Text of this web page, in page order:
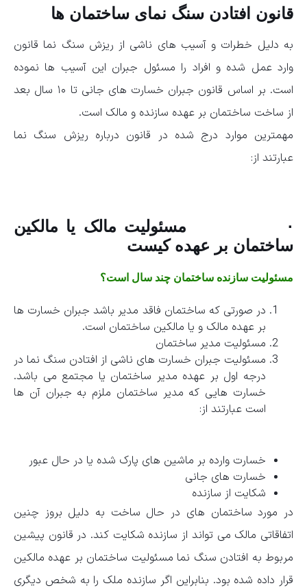
قانون افتادن سنگ نمای ساختمان ها
به دلیل خطرات و آسیب های ناشی از ریزش سنگ نما قانون
وارد عمل شده و افراد را مسئول جبران این آسیب ها نموده
است. بر اساس قانون جبران خسارت های جانی تا ۱۰ سال بعد
از ساخت ساختمان بر عهده سازنده و مالک است.
مهمترین موارد درج شده در قانون درباره ریزش سنگ نما
عبارتند از:
· مسئولیت مالک یا مالکین
ساختمان بر عهده کیست
مسئولیت سازنده ساختمان چند سال است؟
در صورتی که ساختمان فاقد مدیر باشد جبران خسارت ها
بر عهده مالک و یا مالکین ساختمان است.
مسئولیت مدیر ساختمان
مسئولیت جبران خسارت های ناشی از افتادن سنگ نما در
درجه اول بر عهده مدیر ساختمان یا مجتمع می باشد.
خسارت هایی که مدیر ساختمان ملزم به جبران آن ها
است عبارتند از:
خسارت وارده بر ماشین های پارک شده یا در حال عبور
خسارت های جانی
شکایت از سازنده
در مورد ساختمان های در حال ساخت به دلیل بروز چنین
اتفاقاتی مالک می تواند از سازنده شکایت کند. در قانون پیشین
مربوط به افتادن سنگ نما مسئولیت ساختمان بر عهده مالکین
قرار داده شده بود. بنابراین اگر سازنده ملک را به شخص دیگری